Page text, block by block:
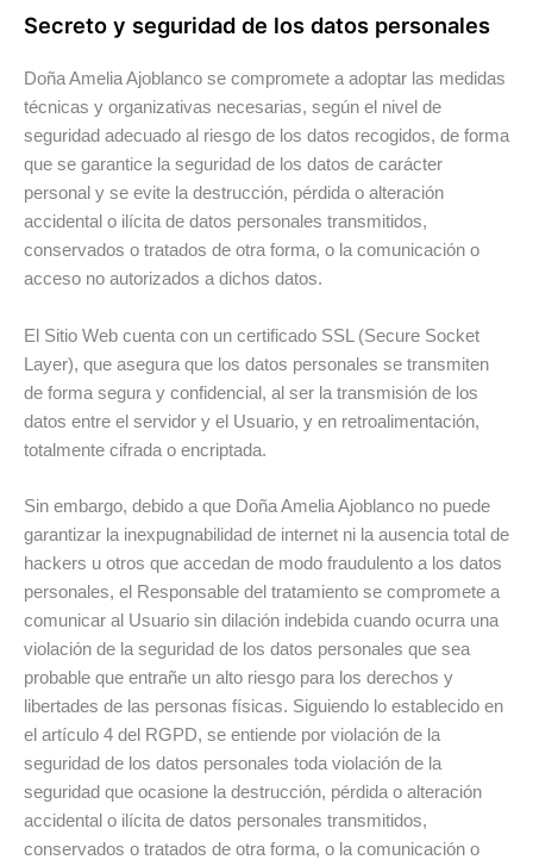
Secreto y seguridad de los datos personales
Doña Amelia Ajoblanco se compromete a adoptar las medidas
técnicas y organizativas necesarias, según el nivel de
seguridad adecuado al riesgo de los datos recogidos, de forma
que se garantice la seguridad de los datos de carácter
personal y se evite la destrucción, pérdida o alteración
accidental o ilícita de datos personales transmitidos,
conservados o tratados de otra forma, o la comunicación o
acceso no autorizados a dichos datos.
El Sitio Web cuenta con un certificado SSL (Secure Socket
Layer), que asegura que los datos personales se transmiten
de forma segura y confidencial, al ser la transmisión de los
datos entre el servidor y el Usuario, y en retroalimentación,
totalmente cifrada o encriptada.
Sin embargo, debido a que Doña Amelia Ajoblanco no puede
garantizar la inexpugnabilidad de internet ni la ausencia total de
hackers u otros que accedan de modo fraudulento a los datos
personales, el Responsable del tratamiento se compromete a
comunicar al Usuario sin dilación indebida cuando ocurra una
violación de la seguridad de los datos personales que sea
probable que entrañe un alto riesgo para los derechos y
libertades de las personas físicas. Siguiendo lo establecido en
el artículo 4 del RGPD, se entiende por violación de la
seguridad de los datos personales toda violación de la
seguridad que ocasione la destrucción, pérdida o alteración
accidental o ilícita de datos personales transmitidos,
conservados o tratados de otra forma, o la comunicación o